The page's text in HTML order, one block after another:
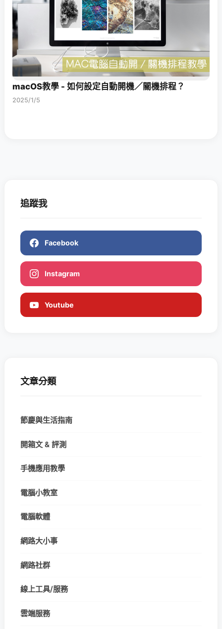
macOS教學 - 如何設定自動開機／關機排程？
2025/1/5
追蹤我
Facebook
Instagram
Youtube
文章分類
節慶與生活指南
開箱文 & 評測
手機應用教學
電腦小教室
電腦軟體
網路大小事
網路社群
線上工具/服務
雲端服務